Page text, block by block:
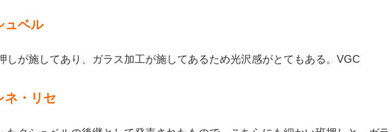
ュベル
しが施してあり、ガラス加工が施してあるため光沢感がとてもある。VGC
ネ・リセ